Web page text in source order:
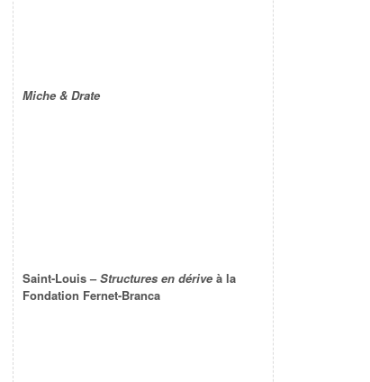
Miche & Drate
Saint-Louis –Structures en dérive à la
Fondation Fernet-Branca